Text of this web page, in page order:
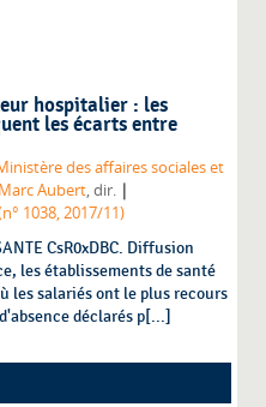
hospitalier : les
les écarts entre
des affaires sociales et
Aubert, dir. |
1038, 2017/11)
CsR0xDBC. Diffusion
les établissements de santé
les salariés ont le plus recours
déclarés p[...]